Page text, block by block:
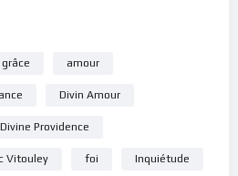
amour
Divin Amour
Divine Providence
Vitouley foi Inquiétude